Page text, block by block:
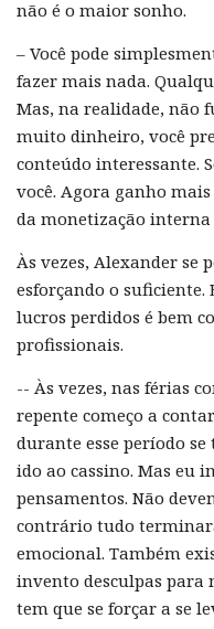
não é o maior sonho.
– Você pode
fazer mais nada.
Mas, na realidade, não
muito dinheiro, você
conteúdo interessante.
você. Agora ganho
da monetização interna
Às vezes, Alexander se
esforçando o suficiente.
lucros perdidos é bem
profissionais.
-- Às vezes, nas férias
repente começo a
durante esse período
ido ao cassino. Mas eu
pensamentos. Não
contrário tudo
emocional. Também
invento desculpas para
tem que se forçar a se